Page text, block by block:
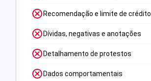
Recomendação e limite de crédito
Dívidas, negativas e anotações
Detalhamento de protestos
Dados comportamentais